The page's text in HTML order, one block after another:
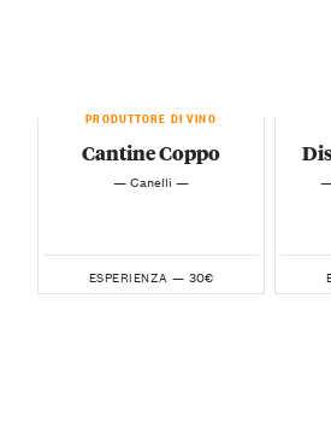
PRODUTTORE DI VINO
Cantine Coppo
— Canelli —
ESPERIENZA — 30€